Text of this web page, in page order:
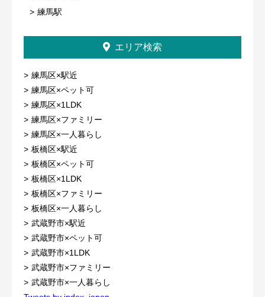
練馬駅
エリア検索
練馬区×駅近
練馬区×ペット可
練馬区×1LDK
練馬区×ファミリー
練馬区×一人暮らし
板橋区×駅近
板橋区×ペット可
板橋区×1LDK
板橋区×ファミリー
板橋区×一人暮らし
武蔵野市×駅近
武蔵野市×ペット可
武蔵野市×1LDK
武蔵野市×ファミリー
武蔵野市×一人暮らし